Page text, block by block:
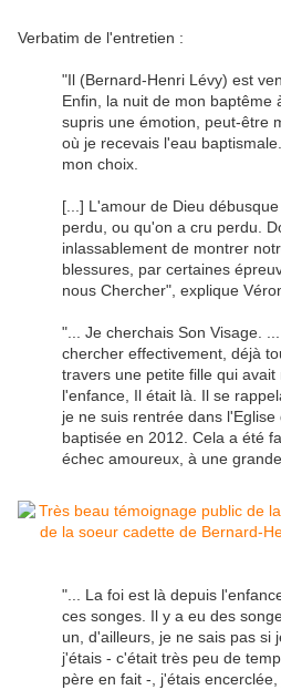
Verbatim de l'entretien :
"Il (Bernard-Henri Lévy) est
Enfin, la nuit de mon baptême
supris une émotion, peut-être
où je recevais l'eau
mon choix.
[...] L'amour de Dieu
perdu, ou qu'on a cru perdu.
inlassablement de montrer
blessures, par certaines
nous Chercher", explique
"... Je cherchais Son Visage.
chercher effectivement, déjà
travers une petite fille qui
l'enfance, Il était là. Il se
je ne suis rentrée dans
baptisée en 2012. Cela a été
échec amoureux, à une
"... La foi est là depuis
ces songes. Il y a eu des
un, d'ailleurs, je ne sais pas si
j'étais - c'était très peu de
père en fait -, j'étais